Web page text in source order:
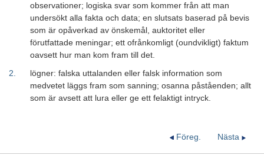
observationer; logiska svar som kommer från att man
undersökt alla fakta och data; en slutsats baserad på bevis
som är opåverkad av önskemål, auktoritet eller
förutfattade meningar; ett ofrånkomligt (oundvikligt) faktum
oavsett hur man kom fram till det.
2.
lögner: falska uttalanden eller falsk information som
medvetet läggs fram som sanning; osanna påståenden; allt
som är avsett att lura eller ge ett felaktigt intryck.
Nästa
Föreg.